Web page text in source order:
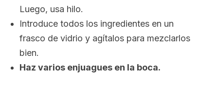
Luego, usa hilo.
Introduce todos los ingredientes en un
frasco de vidrio y agítalos para mezclarlos
bien.
Haz varios enjuagues en la boca.